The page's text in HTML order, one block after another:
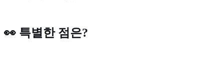
👀 특별한 점은?